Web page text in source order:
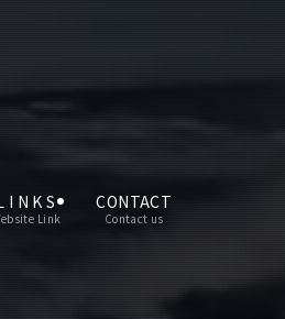
I N K S
Link
CONTACT
Contact us